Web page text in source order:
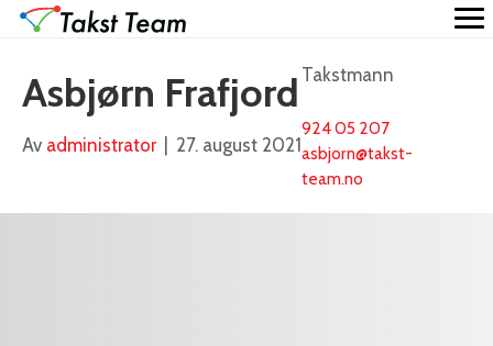
Asbjørn Frafjord
Av administrator 27. august 2021
Takstmann
924 05 207
asbjorn@takst-
team.no